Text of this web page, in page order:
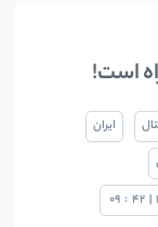
است!
ایران
|
42
:
09